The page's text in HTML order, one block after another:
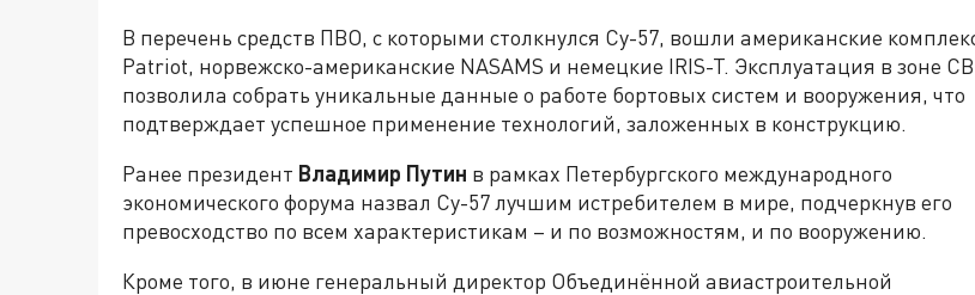
В перечень средств ПВО, с которыми столкнулся Су-57, вошли американские
Patriot, норвежско-американские NASAMS и немецкие IRIS-T. Эксплуатация в зоне
позволила собрать уникальные данные о работе бортовых систем и вооружения, что
подтверждает успешное применение технологий, заложенных в конструкцию.
Ранее президент Владимир Путин в рамках Петербургского международного
экономического форума назвал Су-57 лучшим истребителем в мире, подчеркнув его
превосходство по всем характеристикам – и по возможностям, и по вооружению.
Кроме того, в июне генеральный директор Объединённой авиастроительной